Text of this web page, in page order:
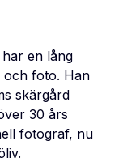
en lång
och foto. Han
skärgård
30 års
fotograf, nu